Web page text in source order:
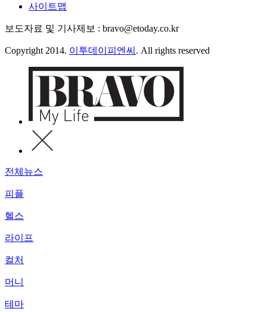
사이트맵
보도자료 및 기사제보 : bravo@etoday.co.kr
Copyright 2014. 이투데이피엔씨 . All rights reserved
전체뉴스
피플
헬스
라이프
컬처
머니
테마